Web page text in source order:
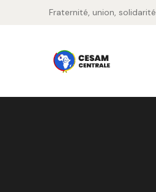
Fraternité, union, solidarité